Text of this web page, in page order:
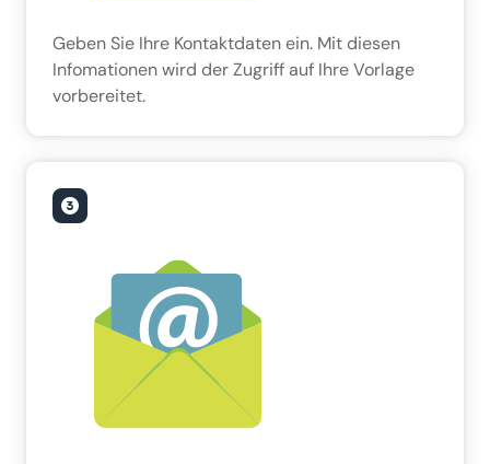
Geben Sie Ihre Kontaktdaten ein. Mit diesen
Infomationen wird der Zugriff auf Ihre Vorlage
vorbereitet.